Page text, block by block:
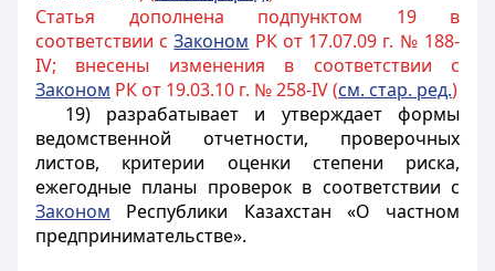
Статья дополнена подпунктом 19 в
соответствии сЗаконом РК от 17.07.09 г. № 188-
IV; внесены изменения в соответствии с
Законом РК от 19.03.10 г. № 258-IV (см. стар. ред.)
19) разрабатывает и утверждает формы
ведомственной отчетности, проверочных
листов, критерии оценки степени риска,
ежегодные планы проверок в соответствии с
Законом Республики Казахстан «О частном
предпринимательстве».